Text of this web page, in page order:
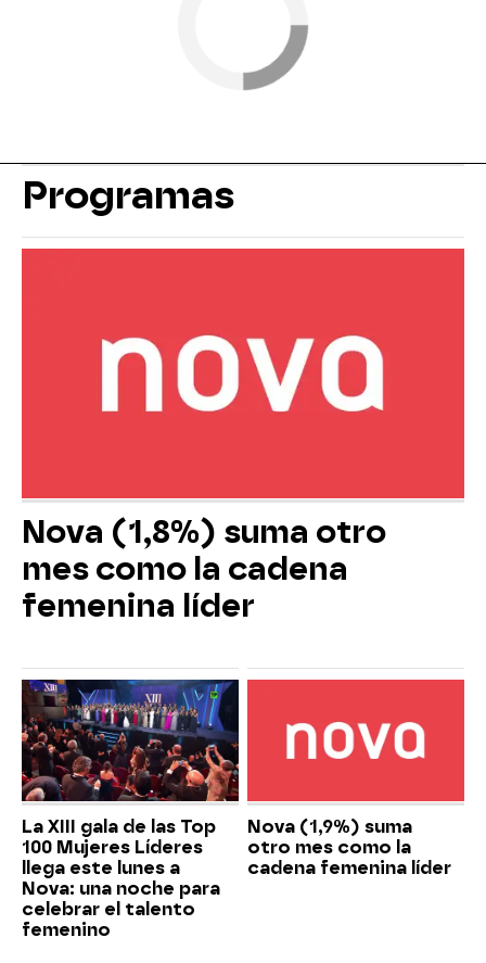
Programas
Nova (1,8%) suma otro
mes como la cadena
femenina líder
La XIII gala de las Top
100 Mujeres Líderes
llega este lunes a
Nova: una noche para
celebrar el talento
femenino
Nova (1,9%) suma
otro mes como la
cadena femenina líder